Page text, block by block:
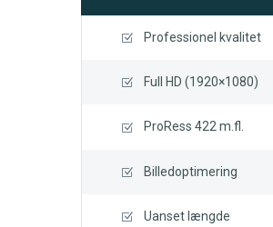
Professionel kvalitet
Full HD (1920×1080)
ProRess 422 m.fl.
Billedoptimering
Uanset længde